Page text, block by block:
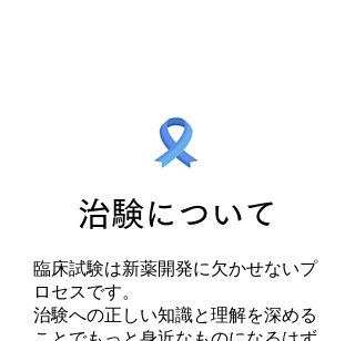
治験について
臨床試験は新薬開発に欠かせないプ
ロセスです。
​治験への正しい知識と理解を深める